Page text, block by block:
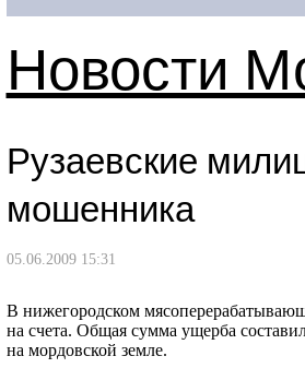
Новости
Рузаевские
мошенника
05.06.2009 15:31
В нижегородском
на счета. Общая сумма ущерба
на мордовской земле.